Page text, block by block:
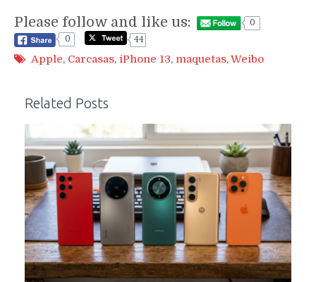
Please follow and like us:
0
0
44
Apple, Carcasas, iPhone 13, maquetas,Weibo
Related Posts